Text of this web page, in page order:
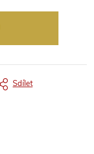
Sdílet